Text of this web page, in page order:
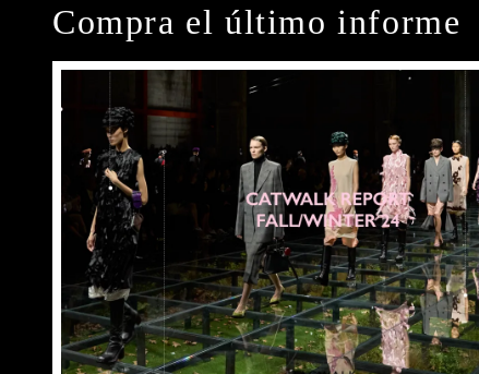
Compra el último informe